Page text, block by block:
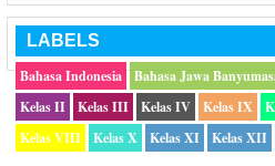
LABELS
Bahasa Indonesia
Bahasa Jawa
Kelas II
Kelas III Kelas IV Kelas IX
Kelas VIII
Kelas X Kelas XI Kelas XII